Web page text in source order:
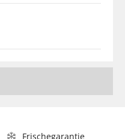
Frischegarantie